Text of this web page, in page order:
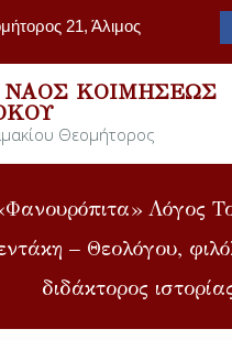
21, Άλιμος
ΝΑΌΣ ΚΟΙΜΉΣΕΩΣ
Θεομήτορος
Λόγος
– Θεολόγου,
διδάκτορος